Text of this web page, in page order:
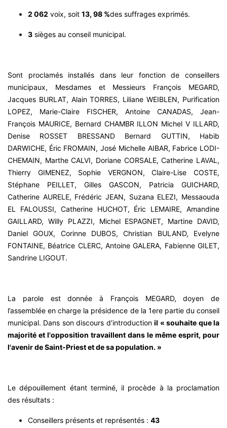
2 062 voix, soit 13, 98 %des suffrages exprimés.
3 sièges au conseil municipal.
Sont proclamés installés dans leur fonction de conseillers
municipaux, Mesdames et Messieurs François MEGARD,
Jacques BURLAT, Alain TORRES, Liliane WEIBLEN, Purification
LOPEZ, Marie-Claire FISCHER, Antoine CANADAS, Jean-
François MAURICE, Bernard CHAMBR ILLON Michel V ILLARD,
Denise ROSSET BRESSAND Bernard GUTTIN, Habib
DARWICHE, Éric FROMAIN, José Michelle AIBAR, Fabrice LODI-
CHEMAIN, Marthe CALVI, Doriane CORSALE, Catherine LAVAL,
Thierry GIMENEZ, Sophie VERGNON, Claire-Lise COSTE,
Stéphane PEILLET, Gilles GASCON, Patricia GUICHARD,
Catherine AURELE, Frédéric JEAN, Suzana ELEZI, Messaouda
EL FALOUSSI, Catherine HUCHOT, Éric LEMAIRE, Amandine
GAILLARD, Willy PLAZZI, Michel ESPAGNET, Martine DAVID,
Daniel GOUX, Corinne DUBOS, Christian BULAND, Evelyne
FONTAINE, Béatrice CLERC, Antoine GALERA, Fabienne GILET,
Sandrine LIGOUT.
La parole est donnée à François MEGARD, doyen de
l’assemblée en charge la présidence de la 1ere partie du conseil
municipal. Dans son discours d’introductionil « souhaite que la
majorité et l'opposition travaillent dans le même esprit, pour
l'avenir de Saint-Priest et de sa population. »
Le dépouillement étant terminé, il procède à la proclamation
des résultats :
Conseillers présents et représentés : 43